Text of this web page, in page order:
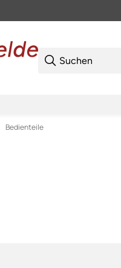
Bedienteile